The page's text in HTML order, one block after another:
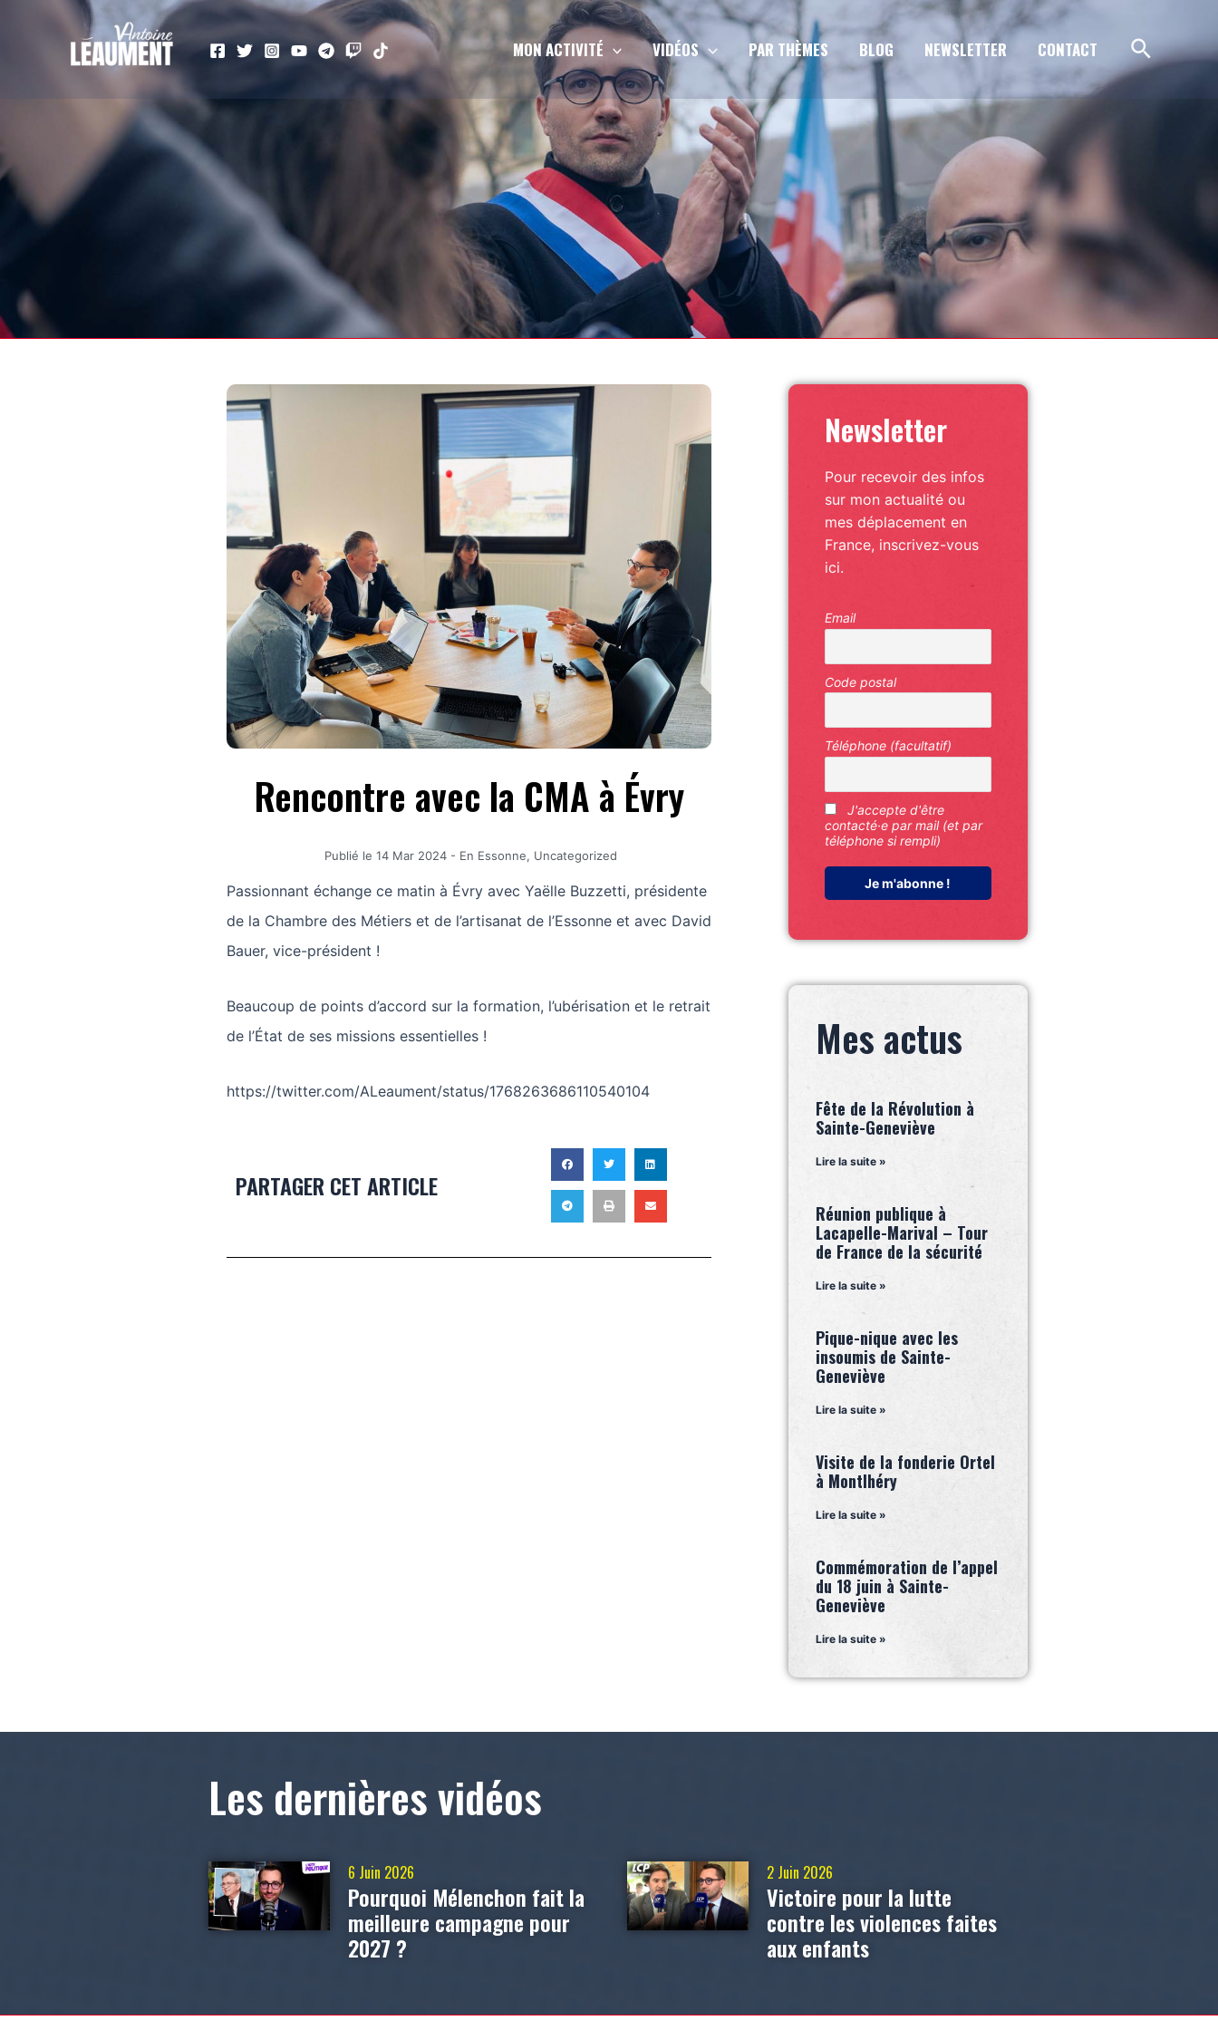
MON ACTIVITÉ VIDÉOS PAR THÈMES BLOG NEWSLETTER CONTACT
Rencontre avec la CMA à Évry
Publié le 14 Mar 2024 - En Essonne, Uncategorized
Passionnant échange ce matin à Évry avec Yaëlle Buzzetti, présidente
de la Chambre des Métiers et de l’artisanat de l’Essonne et avec David
Bauer, vice-président !
Beaucoup de points d’accord sur la formation, l’ubérisation et le retrait
de l’État de ses missions essentielles !
https://twitter.com/ALeaument/status/1768263686110540104
PARTAGER CET ARTICLE
Newsletter
Pour recevoir des infos
sur mon actualité ou
mes déplacement en
France, inscrivez-vous
ici.
Email
Code postal
Téléphone (facultatif)
J'accepte d'être
contacté·e par mail (et par
téléphone si rempli)
Mes actus
Fête de la Révolution à
Sainte-Geneviève
Lire la suite »
Réunion publique à
Lacapelle-Marival – Tour
de France de la sécurité
Lire la suite »
Pique-nique avec les
insoumis de Sainte-
Geneviève
Lire la suite »
Visite de la fonderie Ortel
à Montlhéry
Lire la suite »
Commémoration de l’appel
du 18 juin à Sainte-
Geneviève
Lire la suite »
Les dernières vidéos
6 Juin 2026
Pourquoi Mélenchon fait la
meilleure campagne pour
2027 ?
2 Juin 2026
Victoire pour la lutte
contre les violences faites
aux enfants